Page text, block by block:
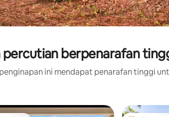
percutian berpenarafan
ini mendapat penarafan tinggi